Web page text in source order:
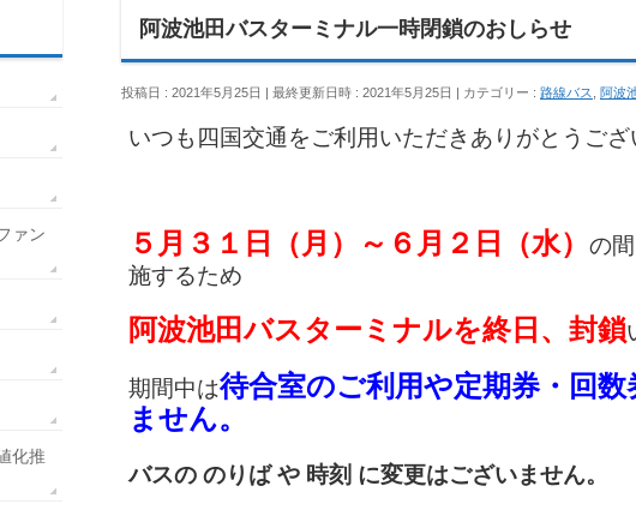
阿波池田バスターミナル一時閉鎖のおしらせ
投稿日 : 2021年5月25日 最終更新日時 : 2021年5月25日 カテゴリー : 路線バス 阿波
いつも四国交通をご利用いただきありがとうござ
５月３１日（月）～６月２日（水）
の
施するため
阿波池田バスターミナルを終日、封鎖
期間中は待合室のご利用や定期券・回
ません。
バスの のりば や 時刻 に変更はございません。
ァン
化推